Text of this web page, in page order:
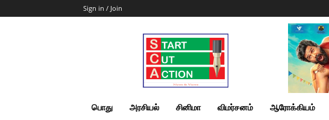
Sign in / Join
Start
Cut
Action
|
News
&
பொது அரசியல் சினிமா விமர்சனம் ஆரோக்கியம்